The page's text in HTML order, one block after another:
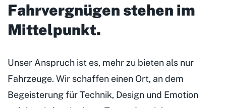
Fahrvergnügen stehen im
Mittelpunkt.
Unser Anspruch ist es, mehr zu bieten als nur
Fahrzeuge. Wir schaffen einen Ort, an dem
Begeisterung für Technik, Design und Emotion